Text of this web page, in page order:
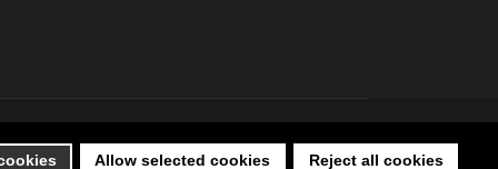
Reject all cookies
Allow selected cookies